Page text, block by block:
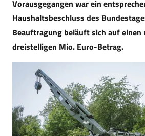
Vorausgegangen war ein
Haushaltsbeschluss des
Beauftragung beläuft sich auf einen
dreistelligen Mio. Euro-Betrag.